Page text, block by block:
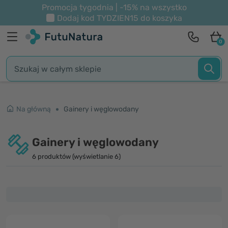
Promocja tygodnia | -15% na wszystko
Dodaj kod TYDZIEN15 do koszyka
0
Na główną Gainery i węglowodany
Gainery i węglowodany
6 produktów (wyświetlanie 6)